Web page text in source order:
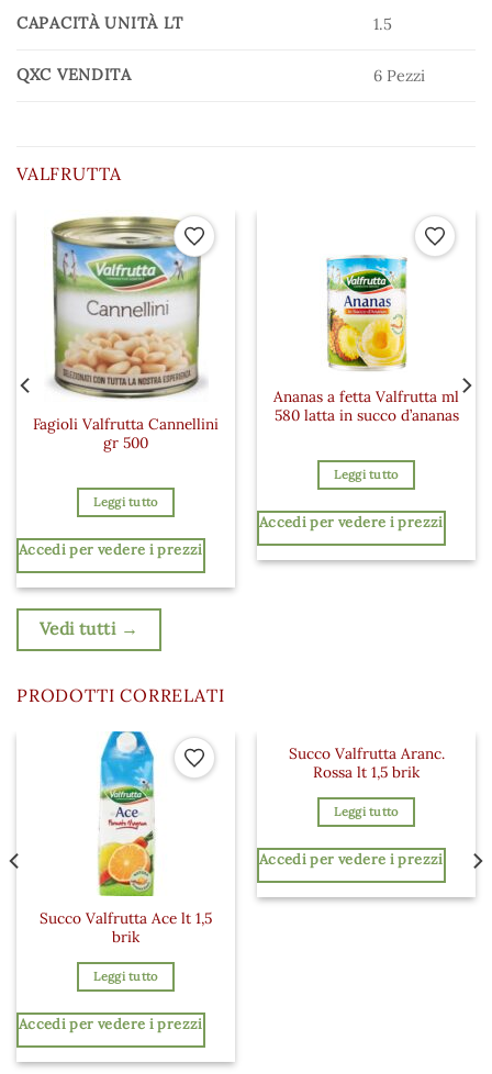
CAPACITÀ UNITÀ LT 1.5
QXC VENDITA 6 Pezzi
VALFRUTTA
Aggiungi ai preferiti
Fagioli Valfrutta Cannellini
gr 500
Leggi tutto
Accedi per vedere i prezzi
Ananas a fetta Valfrutta ml
580 latta in succo d’ananas
Leggi tutto
Accedi per vedere i prezzi
ai preferiti
Vedi tutti →
PRODOTTI CORRELATI
Aggiungi ai preferiti
Succo Valfrutta Ace lt 1,5
brik
Leggi tutto
Accedi per vedere i prezzi
Succo Valfrutta Aranc.
Rossa lt 1,5 brik
Leggi tutto
Accedi per vedere i prezzi